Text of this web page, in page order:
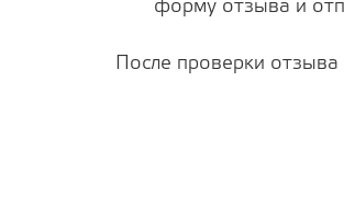
форму отзыва и
После проверки